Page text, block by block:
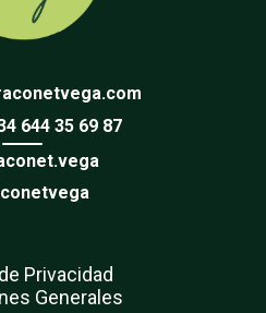
644 35 69 87
Privacidad
Generales